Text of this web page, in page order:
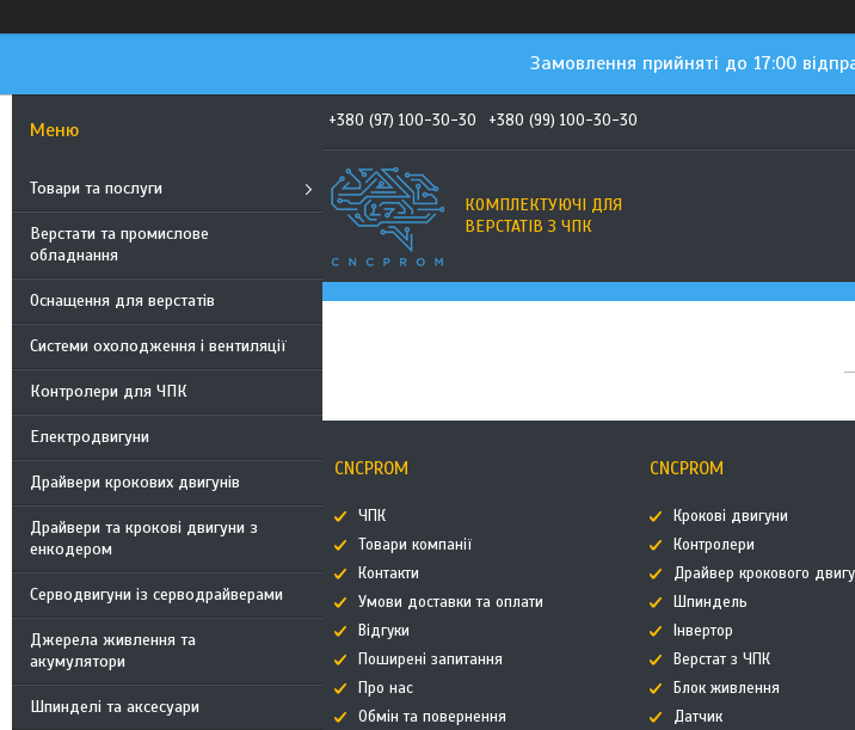
Замовлення прийняті до 17:00
Товари та послуги
Верстати та промислове
обладнання
Оснащення для верстатів
Системи охолодження і вентиляції
Контролери для ЧПК
Електродвигуни
Драйвери крокових двигунів
Драйвери та крокові двигуни з
енкодером
Серводвигуни із серводрайверами
Джерела живлення та
акумулятори
Шпинделі та аксесуари
+380 (97) 100-30-30 +380 (99) 100-30-30
КОМПЛЕКТУЮЧІ ДЛЯ
ВЕРСТАТІВ З ЧПК
CNCPROM
ЧПК
Товари компанії
Контакти
Умови доставки та оплати
Відгуки
Поширені запитання
Про нас
Обмін та повернення
CNCPROM
Крокові двигуни
Контролери
Драйвер крокового
Шпиндель
Інвертор
Верстат з ЧПК
Блок живлення
Датчик